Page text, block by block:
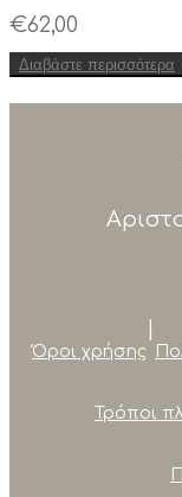
€62,00
Διαβάστε περισσότερα
Όροι χρήσης
Τρόποι